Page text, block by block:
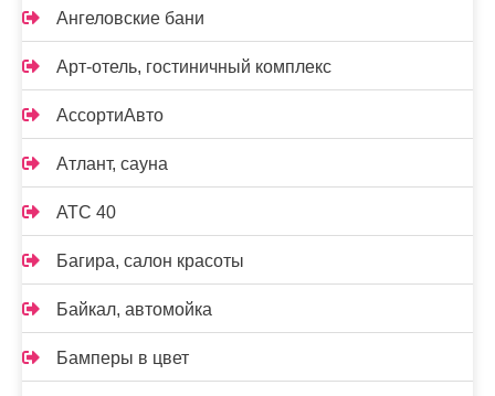
Ангеловские бани
Арт-отель, гостиничный комплекс
АссортиАвто
Атлант, сауна
АТС 40
Багира, салон красоты
Байкал, автомойка
Бамперы в цвет